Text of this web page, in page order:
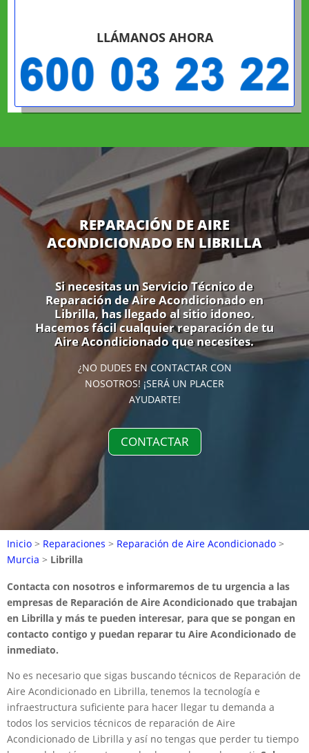
LLÁMANOS AHORA
REPARACIÓN DE AIRE
ACONDICIONADO EN LIBRILLA
Si necesitas un Servicio Técnico de
Reparación de Aire Acondicionado en
Librilla, has llegado al sitio idoneo.
Hacemos fácil cualquier reparación de tu
Aire Acondicionado que necesites.
¿NO DUDES EN CONTACTAR CON
NOSOTROS! ¡SERÁ UN PLACER
AYUDARTE!
CONTACTAR
Inicio > Reparaciones > Reparación de Aire Acondicionado >
Murcia > Librilla
Contacta con nosotros e informaremos de tu urgencia a las
empresas de Reparación de Aire Acondicionado que trabajan
en Librilla y más te pueden interesar, para que se pongan en
contacto contigo y puedan reparar tu Aire Acondicionado de
inmediato.
No es necesario que sigas buscando técnicos de Reparación de
Aire Acondicionado en Librilla, tenemos la tecnología e
infraestructura suficiente para hacer llegar tu demanda a
todos los servicios técnicos de reparación de Aire
Acondicionado de Librilla y así no tengas que perder tu tiempo